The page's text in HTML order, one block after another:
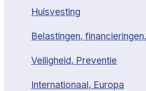
Huisvesting
Belastingen,
Veiligheid, Preventie
Internationaal, Europa